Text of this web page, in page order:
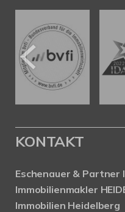
KONTAKT
Eschenauer & Partner
Immobilienmakler
Immobilien Heidelberg